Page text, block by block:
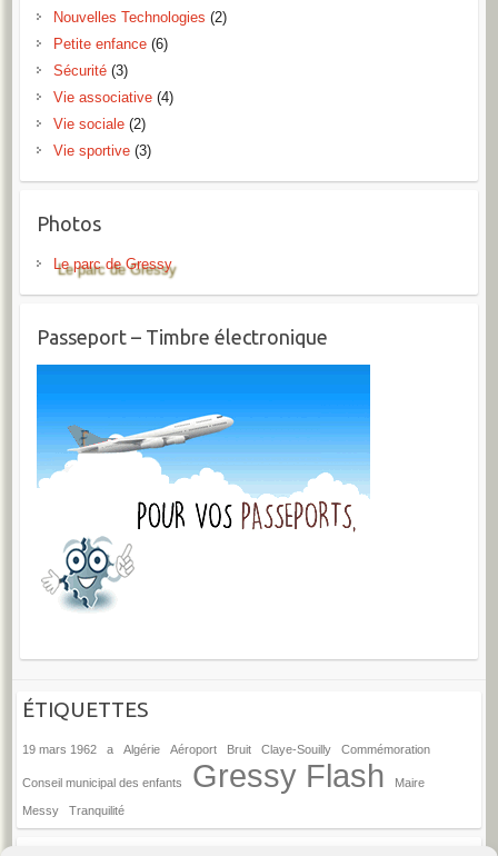
Nouvelles Technologies (2)
Petite enfance(6)
Sécurité(3)
Vie associative(4)
Vie sociale(2)
Vie sportive(3)
Photos
Le parc de Gressy
Passeport – Timbre électronique
ÉTIQUETTES
19 mars 1962 a Algérie Aéroport Bruit Claye-Souilly Commémoration
Conseil municipal des enfants Gressy Flash Maire
Messy Tranquilité